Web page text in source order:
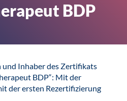
BDP
Inhaber des Zertifikats
BDP“: Mit der
der ersten Rezertifizierung